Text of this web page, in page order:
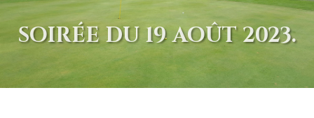
SOIRÉE DU 19 AOÛT 2023.